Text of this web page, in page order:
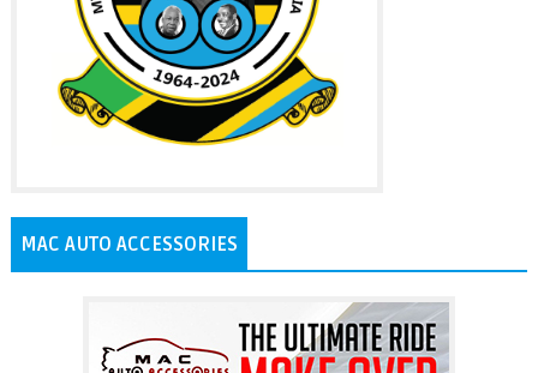
MAC AUTO ACCESSORIES